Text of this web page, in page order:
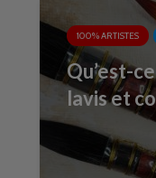
100% ARTISTES
Qu’est-
lavis et